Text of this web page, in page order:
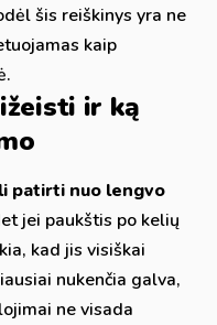
šis reiškinys yra ne
kaip
ir ką
patirti nuo lengvo
jei paukštis po kelių
kad jis visiškai
nukenčia galva,
ne visada